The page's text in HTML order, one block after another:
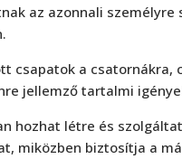
az azonnali személyre
csapatok a csatornákra,
jellemző tartalmi
hozhat létre és
miközben biztosítja a